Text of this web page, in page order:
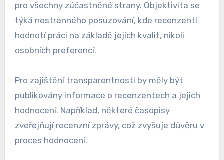
pro všechny zúčastněné strany. Objektivita se
týká nestranného posuzování, kde recenzenti
hodnotí práci na základě jejích kvalit, nikoli
osobních preferencí.
Pro zajištění transparentnosti by měly být
publikovány informace o recenzentech a jejich
hodnocení. Například, některé časopisy
zveřejňují recenzní zprávy, což zvyšuje důvěru v
proces hodnocení.